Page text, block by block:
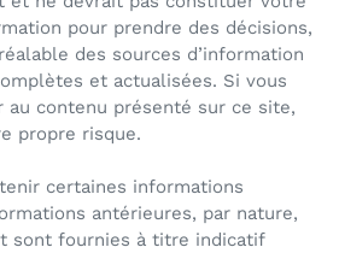
pour prendre des décisions,
des sources d’information
et actualisées. Si vous
au contenu présenté sur ce site,
propre risque.
certaines informations
antérieures, par nature,
sont fournies à titre indicatif